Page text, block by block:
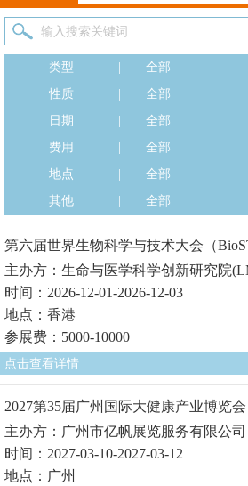
类型
全部
性质
全部
日期
全部
费用
全部
地点
全部
其他
全部
第六届世界生物科学与技术大会（
主办方：生命与医学科学创新研究院
时间：2026-12-01-2026-12-03
地点：香港
参展费：5000-10000
点击查看详情
2027第35届广州国际大健康产业博览会
主办方：广州市亿帆展览服务有限公司
时间：2027-03-10-2027-03-12
地点：广州